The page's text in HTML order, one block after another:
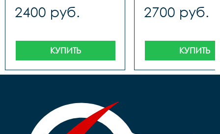
2400 руб.
КУПИТЬ
2700 руб.
КУПИТЬ